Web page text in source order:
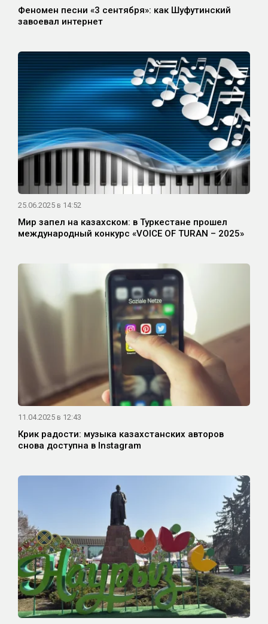
Феномен песни «3 сентября»: как Шуфутинский
завоевал интернет
25.06.2025 в 14:52
Мир запел на казахском: в Туркестане прошел
международный конкурс «VOICE OF TURAN – 2025»
11.04.2025 в 12:43
Крик радости: музыка казахстанских авторов
снова доступна в Instagram